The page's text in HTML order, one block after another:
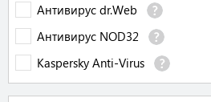
Антивирус dr.Web
Антивирус NOD32
Kaspersky Anti-Virus